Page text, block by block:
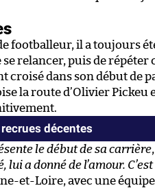
footballeur, il a toujours
relancer, puis de répéter
croisé dans son début de
la route d’Olivier Pickeu
décentes
le début de sa carrière
lui a donné de l’amour.
et-Loire, avec une